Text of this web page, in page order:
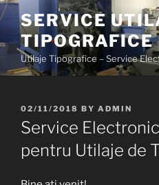
Skip
to
content
SERVICE
TIPOGRAFICE
Utilaje Tipografice – Service
POSTED
ON
02/11/2018 BY ADMIN
Service
pentru Utilaje de